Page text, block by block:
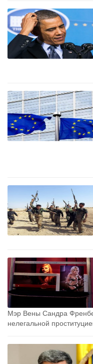
Мэр Вены Сандра
нелегальной